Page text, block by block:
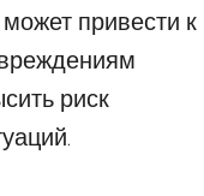
привести к
риск